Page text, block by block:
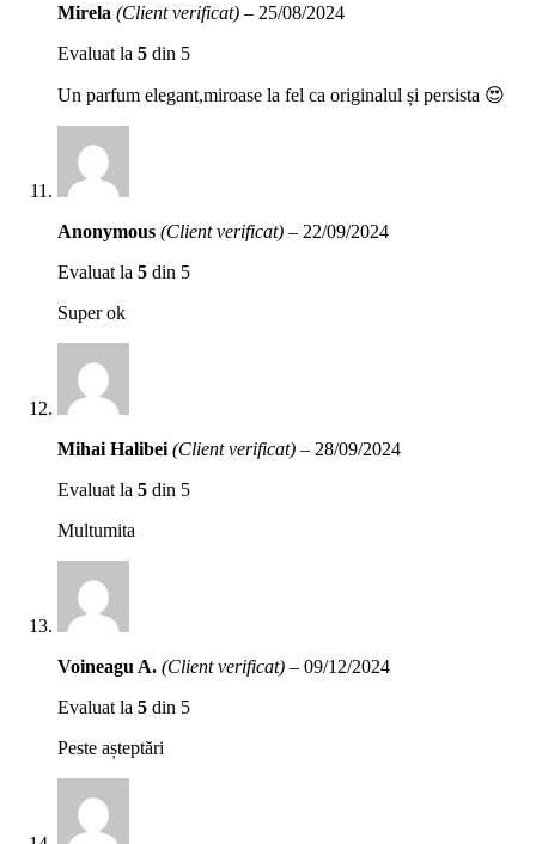
Mirela (Client verificat) – 25/08/2024
Evaluat la 5 din 5
Un parfum elegant,miroase la fel ca originalul și persista 😍
Anonymous (Client verificat) – 22/09/2024
Evaluat la 5 din 5
Super ok
Mihai Halibei (Client verificat) – 28/09/2024
Evaluat la 5 din 5
Multumita
Voineagu A. (Client verificat) – 09/12/2024
Evaluat la 5 din 5
Peste așteptări